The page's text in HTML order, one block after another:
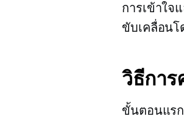
การเข้าใ
ขับเคลื่อนโ
วิธีกา
ขั้นตอนแรก